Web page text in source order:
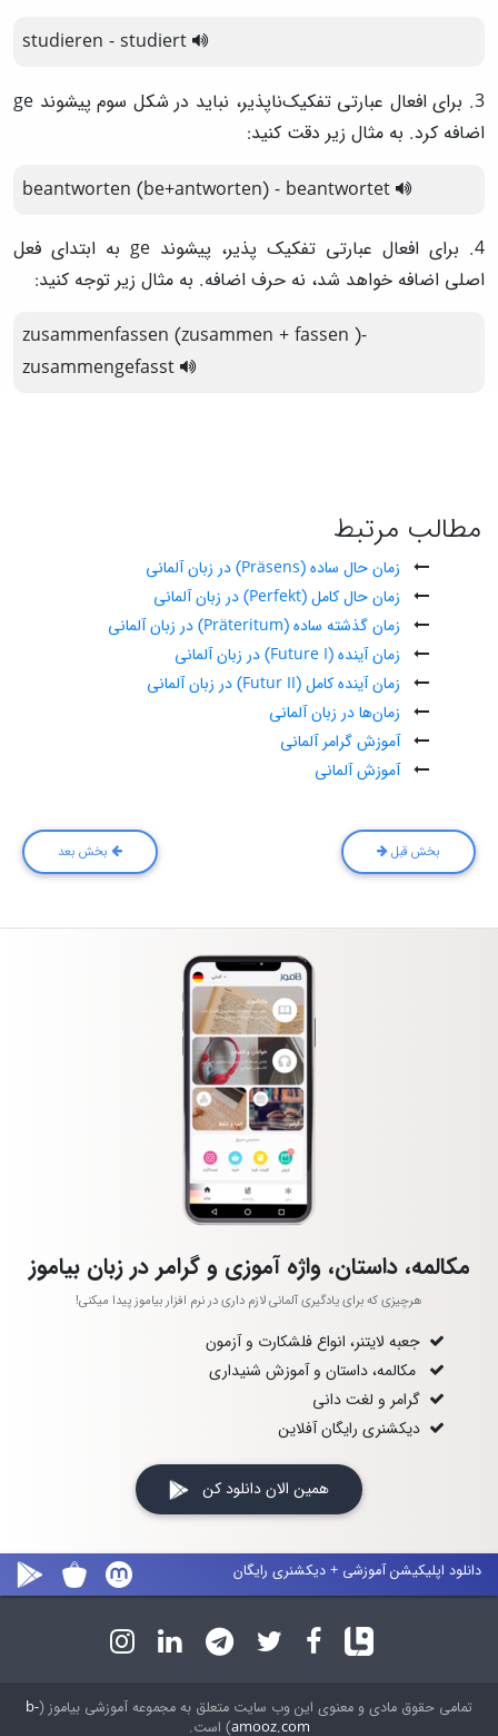
studieren - studiert
3. برای افعال عبارتی تفکیک‌ناپذیر، نباید در شکل سوم پیشوند ge
اضافه کرد. به مثال زیر دقت کنید:
beantworten (be+antworten) - beantwortet
4. برای افعال عبارتی تفکیک پذیر، پیشوند ge به ابتدای فعل
اصلی اضافه خواهد شد، نه حرف اضافه. به مثال زیر توجه کنید:
zusammenfassen (zusammen + fassen )-
zusammengefasst
مطالب مرتبط
زمان حال ساده (Präsens) در زبان آلمانی
زمان حال کامل (Perfekt) در زبان آلمانی
زمان گذشته ساده (Präteritum) در زبان آلمانی
زمان آینده (Future I) در زبان آلمانی
زمان آینده کامل (Futur II) در زبان آلمانی
زمان‌ها در زبان آلمانی
آموزش گرامر آلمانی
آموزش آلمانی
بخش قبل بخش بعد
مکالمه، داستان، واژه آموزی و گرامر در زبان بیاموز
هرچیزی که برای یادگیری آلمانی لازم داری در نرم افزار بیاموز پیدا میکنی!
جعبه لایتنر، انواع فلشکارت و آزمون
مکالمه، داستان و آموزش شنیداری
گرامر و لغت دانی
دیکشنری رایگان آفلاین
همین الان دانلود کن
دانلود اپلیکیشن آموزشی + دیکشنری رایگان
تمامی حقوق مادی و معنوی این وب سایت متعلق به مجموعه آموزشی بیاموز (b-
amooz.com) است.